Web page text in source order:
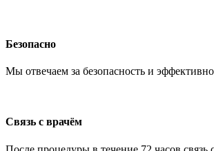
Безопасно
Мы отвечаем за безопасность и
Связь с врачём